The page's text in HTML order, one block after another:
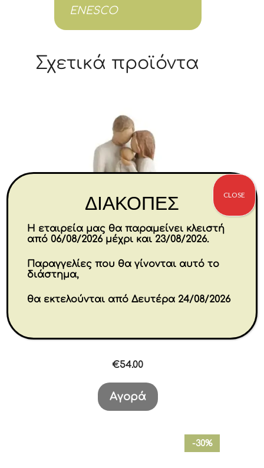
ENESCO
Σχετικά προϊόντα
€54.00
Αγορά
-30%
ΔΙΑΚΟΠΕΣ
Η εταιρεία μας θα παραμείνει κλειστή
από 06/08/2026 μέχρι και 23/08/2026.
Παραγγελίες που θα γίνονται αυτό το
διάστημα,
θα εκτελούνται από Δευτέρα 24/08/2026
CLOSE